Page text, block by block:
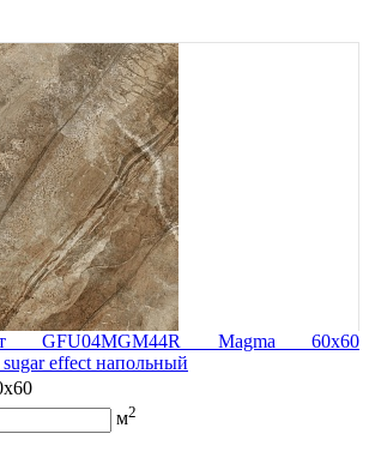
GFU04MGM44R Magma 60x60
effect напольный
м2